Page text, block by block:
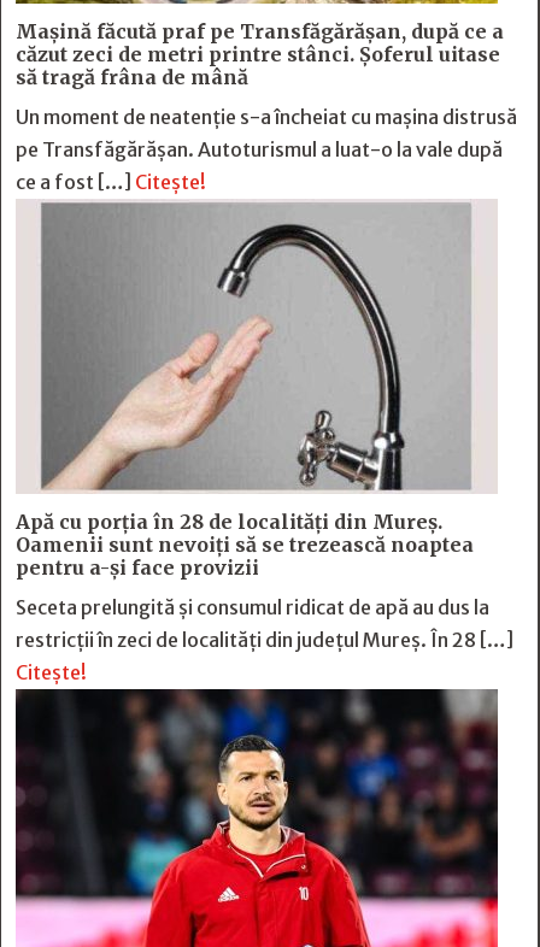
Mașină făcută praf pe Transfăgărășan, după ce a
căzut zeci de metri printre stânci. Șoferul uitase
să tragă frâna de mână
Un moment de neatenție s-a încheiat cu mașina distrusă
pe Transfăgărășan. Autoturismul a luat-o la vale după
ce a fost […] Citește!
Apă cu porția în 28 de localități din Mureș.
Oamenii sunt nevoiți să se trezească noaptea
pentru a-și face provizii
Seceta prelungită și consumul ridicat de apă au dus la
restricții în zeci de localități din județul Mureș. În 28 […]
Citește!